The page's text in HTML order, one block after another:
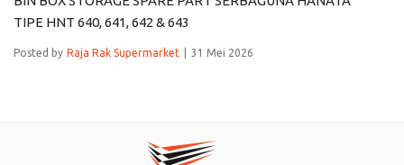
TIPE HNT 640, 641, 642 & 643
Posted by Raja Rak Supermarket 31 Mei 2026